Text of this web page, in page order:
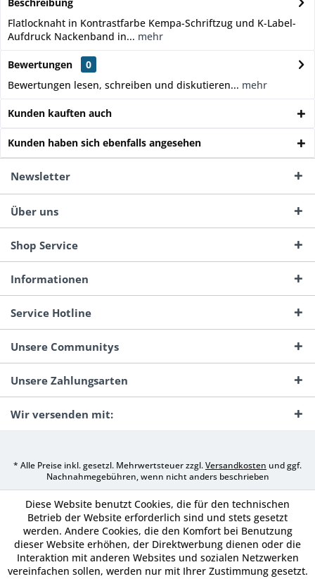
Flatlocknaht in Kontrastfarbe Kempa-Schriftzug und K-Label-
Aufdruck Nackenband in... mehr
Bewertungen
0
Bewertungen lesen, schreiben und diskutieren... mehr
Kunden kauften auch
Kunden haben sich ebenfalls angesehen
Newsletter
Über uns
Shop Service
Informationen
Service Hotline
Unsere Communitys
Unsere Zahlungsarten
Wir versenden mit:
* Alle Preise inkl. gesetzl. Mehrwertsteuer zzgl.Versandkosten und ggf.
Nachnahmegebühren, wenn nicht anders beschrieben
Diese Website benutzt Cookies, die für den technischen
Betrieb der Website erforderlich sind und stets gesetzt
werden. Andere Cookies, die den Komfort bei Benutzung
dieser Website erhöhen, der Direktwerbung dienen oder die
Interaktion mit anderen Websites und sozialen Netzwerken
vereinfachen sollen, werden nur mit Ihrer Zustimmung gesetzt.